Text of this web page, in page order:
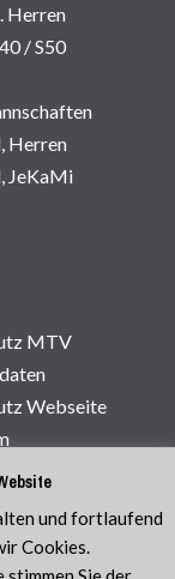
Herren
/ S50
Herren
JeKaMi
MTV
Webseite
und fortlaufend
Cookies.